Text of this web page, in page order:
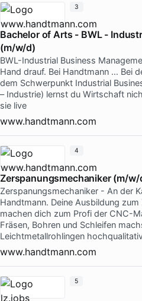
Bachelor of Arts - BWL -
(m/w/d)
BWL-Industrial Business
Hand drauf. Bei Handtmann … Bei
dem Schwerpunkt Industrial
– Industrie) lernst du Wirtschaft
sie live
www.handtmann.com
3
Zerspanungsmechaniker (m/w/
Zerspanungsmechaniker - An der
Handtmann. Deine Ausbildung
machen dich zum Profi der CNC-
Fräsen, Bohren und Schleifen
Leichtmetallrohlingen
www.handtmann.com
4
5